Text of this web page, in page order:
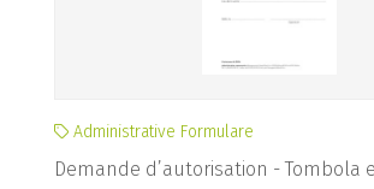
Administrative Formulare
Demande d’autorisation - Tombola